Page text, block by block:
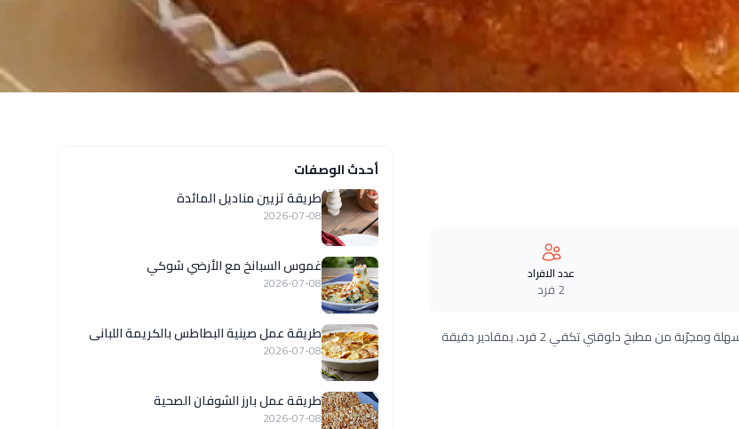
عدد الافراد
2 فرد
طريقة عمل حلويات البابا خطوة بخطوة بـ9 مكونات وفي 30 دقيقة فقط. وصفة سهلة ومجرّبة من مطبخ دلوقتي تكفي 2 فرد، بمقادير دقيقة
أحدث الوصفات
طريقة تزيين مناديل المائدة
2026-07-08
غموس السبانخ مع الأرضي شوكي
2026-07-08
طريقة عمل صينية البطاطس بالكريمة اللبانى
2026-07-08
طريقة عمل بارز الشوفان الصحية
2026-07-08